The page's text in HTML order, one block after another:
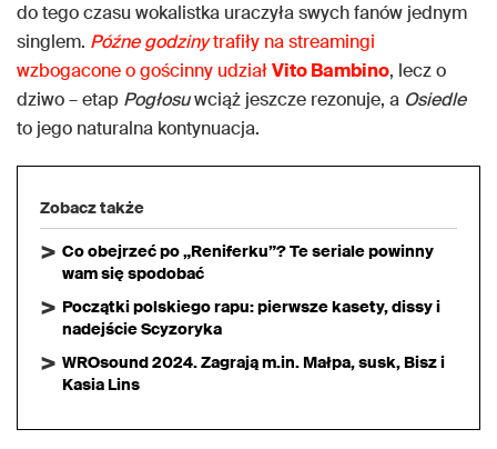
do tego czasu wokalistka uraczyła swych fanów jednym
singlem. Późne godzinytrafiły na streamingi
wzbogacone o gościnny udziałVito Bambino, lecz o
dziwo – etap Pogłosuwciąż jeszcze rezonuje, a Osiedle
to jego naturalna kontynuacja.
Zobacz także
Co obejrzeć po „Reniferku”? Te seriale powinny
wam się spodobać
Początki polskiego rapu: pierwsze kasety, dissy i
nadejście Scyzoryka
WROsound 2024. Zagrają m.in. Małpa, susk, Bisz i
Kasia Lins